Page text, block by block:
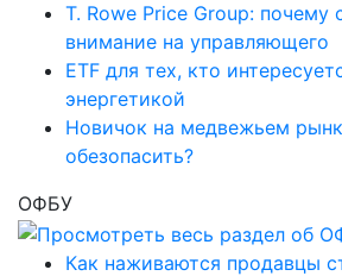
T. Rowe Price Group: почему
внимание на управляющего
ETF для тех, кто
энергетикой
Новичок на медвежьем
обезопасить?
ОФБУ
Как наживаются продавцы